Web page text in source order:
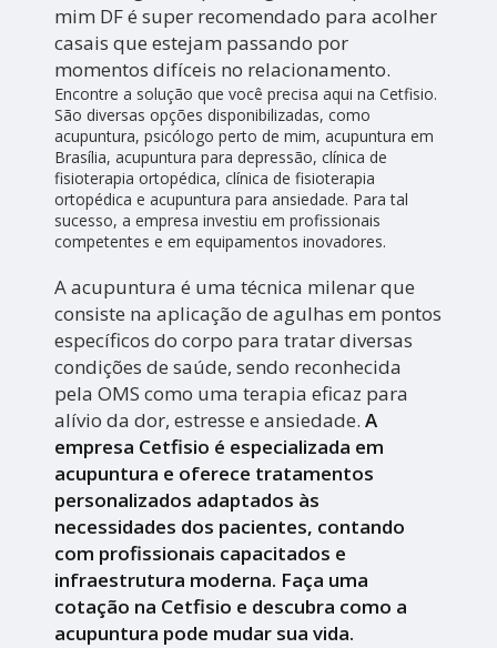
mim DF é super recomendado para acolher
casais que estejam passando por
momentos difíceis no relacionamento.
Encontre a solução que você precisa aqui na Cetfisio.
São diversas opções disponibilizadas, como
acupuntura, psicólogo perto de mim, acupuntura em
Brasília, acupuntura para depressão, clínica de
fisioterapia ortopédica, clínica de fisioterapia
ortopédica e acupuntura para ansiedade. Para tal
sucesso, a empresa investiu em profissionais
competentes e em equipamentos inovadores.
A acupuntura é uma técnica milenar que
consiste na aplicação de agulhas em pontos
específicos do corpo para tratar diversas
condições de saúde, sendo reconhecida
pela OMS como uma terapia eficaz para
alívio da dor, estresse e ansiedade.A
empresa Cetfisio é especializada em
acupuntura e oferece tratamentos
personalizados adaptados às
necessidades dos pacientes, contando
com profissionais capacitados e
infraestrutura moderna. Faça uma
cotação na Cetfisio e descubra como a
acupuntura pode mudar sua vida.